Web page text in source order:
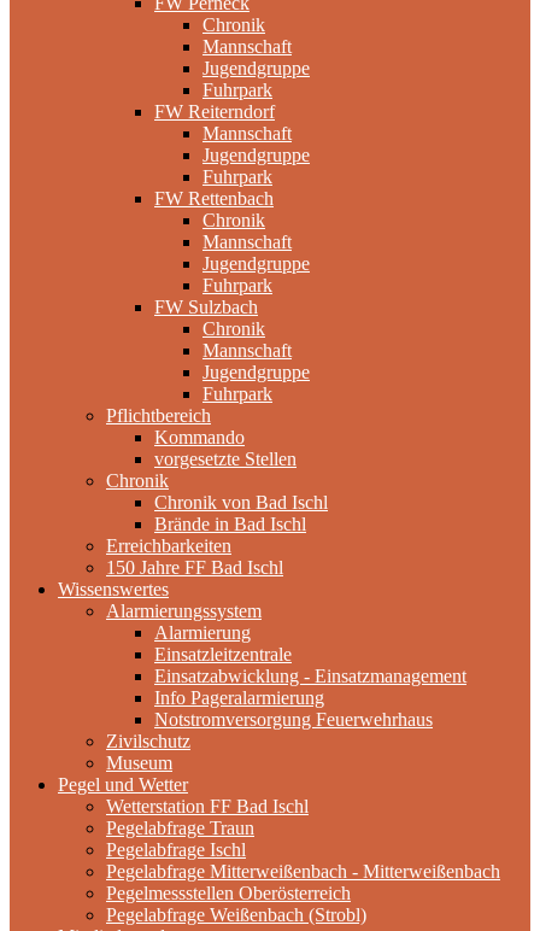
Chronik
Mannschaft
Jugendgruppe
Fuhrpark
FW Reiterndorf
Mannschaft
Jugendgruppe
Fuhrpark
FW Rettenbach
Chronik
Mannschaft
Jugendgruppe
Fuhrpark
FW Sulzbach
Chronik
Mannschaft
Jugendgruppe
Fuhrpark
Pflichtbereich
Kommando
vorgesetzte Stellen
Chronik
Chronik von Bad Ischl
Brände in Bad Ischl
Erreichbarkeiten
150 Jahre FF Bad Ischl
Wissenswertes
Alarmierungssystem
Alarmierung
Einsatzleitzentrale
Einsatzabwicklung - Einsatzmanagement
Info Pageralarmierung
Notstromversorgung Feuerwehrhaus
Zivilschutz
Museum
Pegel und Wetter
Wetterstation FF Bad Ischl
Pegelabfrage Traun
Pegelabfrage Ischl
Pegelabfrage Mitterweißenbach - Mitterweißenbach
Pegelmessstellen Oberösterreich
Pegelabfrage Weißenbach (Strobl)